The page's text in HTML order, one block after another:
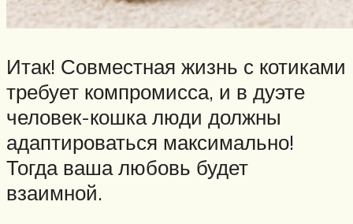
Итак! Совместная жизнь с котиками
требует компромисса, и в дуэте
человек-кошка люди должны
адаптироваться максимально!
Тогда ваша любовь будет
взаимной.